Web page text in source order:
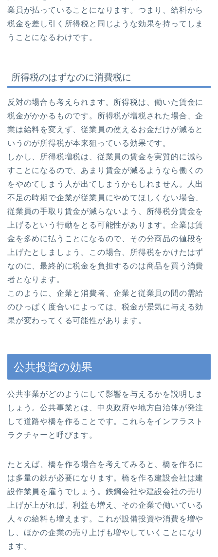
業員が払っていることになります。つまり、給料から
税金を差し引く所得税と同じような効果を持ってしま
うことになるわけです。
所得税のはずなのに消費税に
反対の場合も考えられます。所得税は、働いた賃金に
税金がかかるものです。所得税が増税された場合、企
業は給料を変えず、従業員の使えるお金だけが減ると
いうのが所得税が本来狙っている効果です。
しかし、所得税増税は、従業員の賃金を実質的に減ら
すことになるので、あまり賃金が減るようなら働くの
をやめてしまう人が出てしまうかもしれません。人出
不足の時期で企業が従業員にやめてほしくない場合、
従業員の手取り賃金が減らないよう、所得税分賃金を
上げるという行動をとる可能性があります。企業は賃
金を多めに払うことになるので、その分商品の値段を
上げたとしましょう。この場合、所得税をかけたはず
なのに、最終的に税金を負担するのは商品を買う消費
者となります。
このように、企業と消費者、企業と従業員の間の需給
のひっぱく度合いによっては、税金が景気に与える効
果が変わってくる可能性があります。
公共投資の効果
公共事業がどのようにして影響を与えるかを説明しま
しょう。公共事業とは、中央政府や地方自治体が発注
して道路や橋を作ることです。これらをインフラスト
ラクチャーと呼びます。
たとえば、橋を作る場合を考えてみると、橋を作るに
は多量の鉄が必要になります。橋を作る建設会社は建
設作業員を雇うでしょう。鉄鋼会社や建設会社の売り
上げが上がれば、利益も増え、その企業で働いている
人々の給料も増えます。これが設備投資や消費を増や
し、ほかの企業の売り上げも増やしていくことになり
ます。